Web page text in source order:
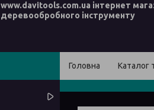
www.davitools.com.ua інтернет
деревообробного інструменту
Головна Каталог